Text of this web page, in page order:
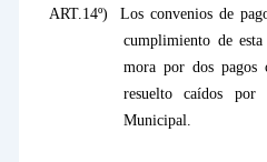
ART.14º)
Los convenios de
cumplimiento de
mora por dos pagos
resuelto caídos por
Municipal.